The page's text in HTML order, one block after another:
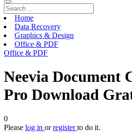
Home
Data Recovery
Graphics & Design
Office & PDF
Office & PDF
Neevia Document
Pro Download
0
Please log in orregisterto do it.